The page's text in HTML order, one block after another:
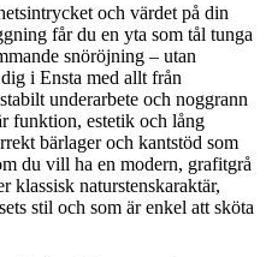
och värdet på din
får du en yta som tål tunga
snöröjning – utan
i Ensta med allt från
underarbete och noggrann
funktion, estetik och lång
bärlager och kantstöd som
du vill ha en modern, grafitgrå
klassisk naturstenskaraktär,
stil och som är enkel att sköta